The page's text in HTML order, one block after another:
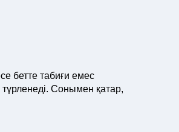
бетте табиғи емес
Сонымен қатар,